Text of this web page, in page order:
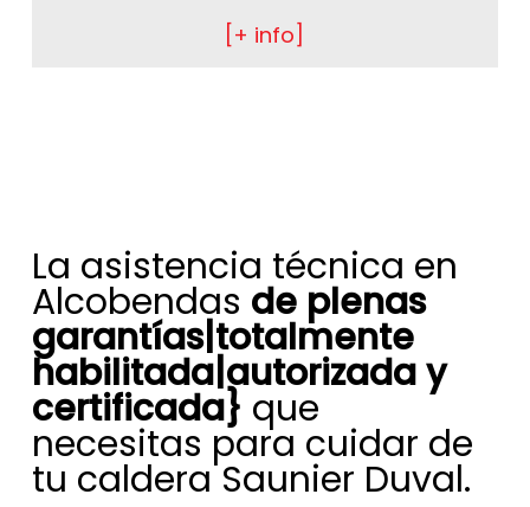
[+ info]
La asistencia técnica en
Alcobendas de plenas
garantías|totalmente
habilitada|autorizada y
certificada} que
necesitas para cuidar de
tu caldera Saunier Duval.